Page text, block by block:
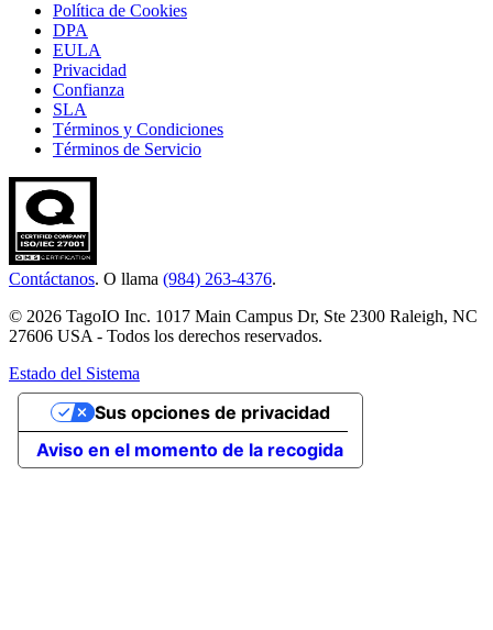
Política de Cookies
DPA
EULA
Privacidad
Confianza
SLA
Términos y Condiciones
Términos de Servicio
Contáctanos. O llama (984) 263-4376.
© 2026 TagoIO Inc. 1017 Main Campus Dr, Ste 2300 Raleigh, NC
27606 USA - Todos los derechos reservados.
Estado del Sistema
Aviso en el momento de la recogida
Sus opciones de privacidad